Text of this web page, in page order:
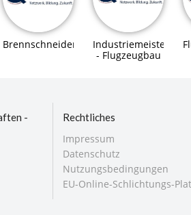
Brennschneider/in
Industriemeister/In
- Flugzeugbau
-
Rechtliches
Impressum
Datenschutz
Nutzungsbedingungen
EU-Online-Schlichtungs-